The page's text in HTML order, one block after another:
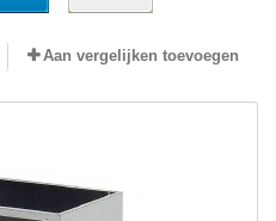
Aan vergelijken toevoegen